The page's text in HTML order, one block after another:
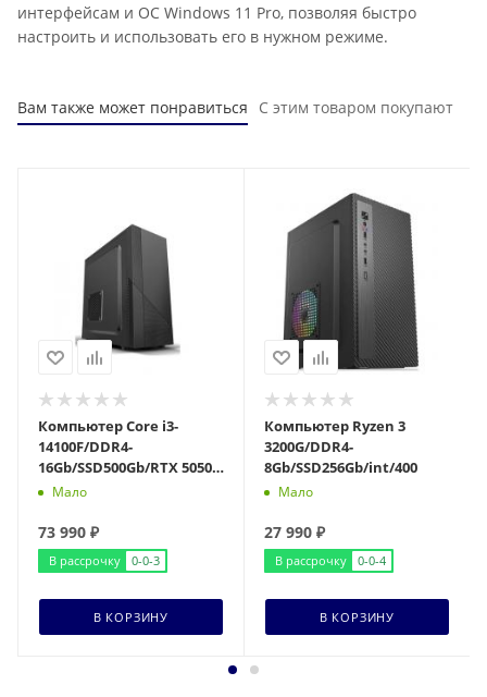
интерфейсам и ОС Windows 11 Pro, позволяя быстро
настроить и использовать его в нужном режиме.
Вам также может понравиться С этим товаром покупают
Компьютер Core i3-
14100F/DDR4-
16Gb/SSD500Gb/RTX 5050
8G VENTUS 2X OC/500
Мало
73 990 ₽
В рассрочку 0-0-3
В КОРЗИНУ
Компьютер Ryzen 3
3200G/DDR4-
8Gb/SSD256Gb/int/400
Мало
27 990 ₽
В рассрочку 0-0-4
В КОРЗИНУ